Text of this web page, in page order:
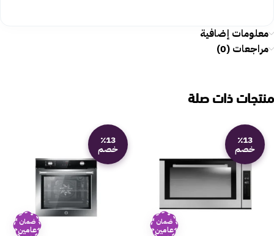
معلومات إضافية
مراجعات (0)
منتجات ذات صلة
٪13
خصم
ضمان
عامين
٪13
خصم
ضمان
عامين